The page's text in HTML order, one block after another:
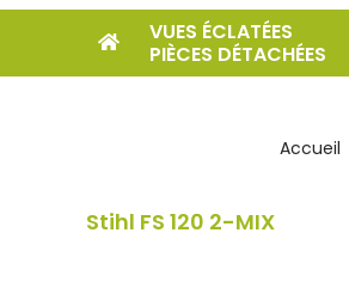
VUES ÉCLATÉES
PIÈCES DÉTACHÉES
Accueil
Stihl FS 120 2-MIX